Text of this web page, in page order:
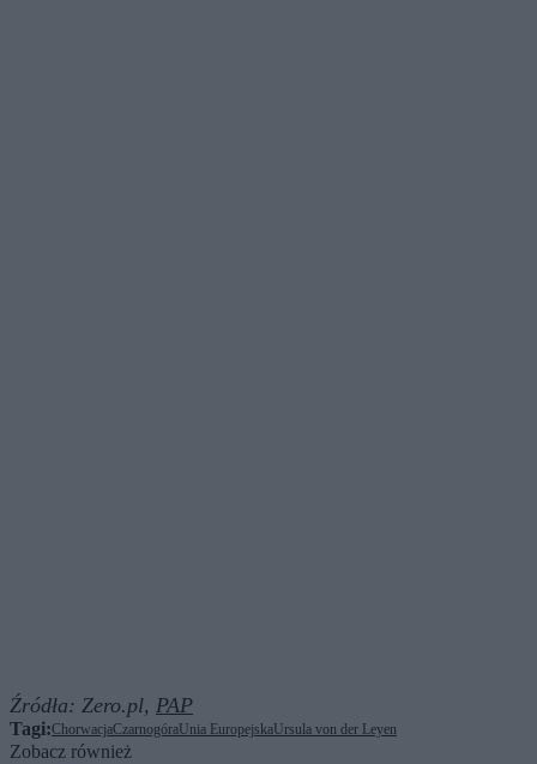
Źródła: Zero.pl, PAP
Tagi:ChorwacjaCzarnogóraUnia EuropejskaUrsula von der Leyen
Zobacz również